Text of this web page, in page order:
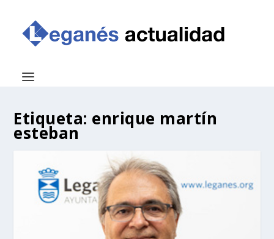
Etiqueta: enrique martín
esteban